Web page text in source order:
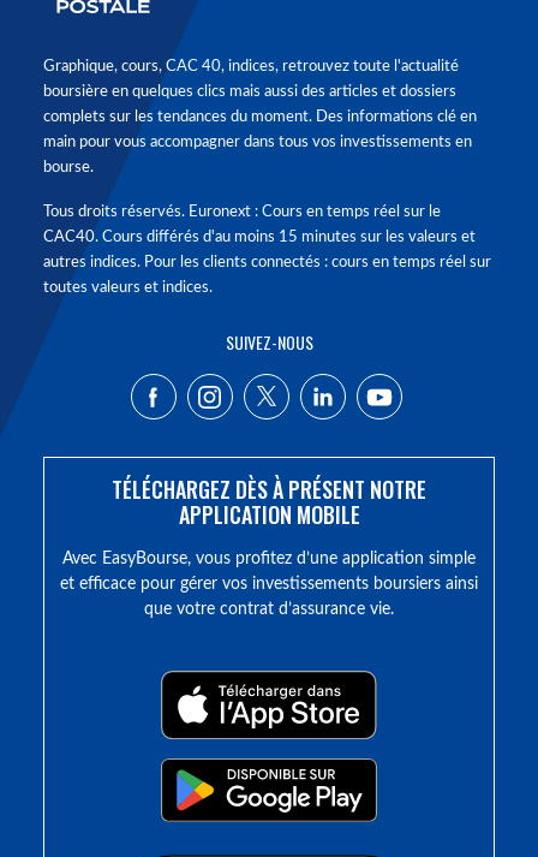
Graphique, cours, CAC 40, indices, retrouvez toute l'actualité
boursière en quelques clics mais aussi des articles et dossiers
complets sur les tendances du moment. Des informations clé en
main pour vous accompagner dans tous vos investissements en
bourse.
Tous droits réservés. Euronext : Cours en temps réel sur le
CAC40. Cours différés d'au moins 15 minutes sur les valeurs et
autres indices. Pour les clients connectés : cours en temps réel sur
toutes valeurs et indices.
SUIVEZ-NOUS
TÉLÉCHARGEZ DÈS À PRÉSENT NOTRE
APPLICATION MOBILE
Avec EasyBourse, vous profitez d’une application simple
et efficace pour gérer vos investissements boursiers ainsi
que votre contrat d’assurance vie.